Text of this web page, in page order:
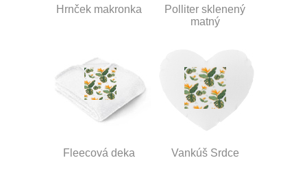
Hrnček makronka
Polliter sklenený
matný
Fleecová deka Vankúš Srdce